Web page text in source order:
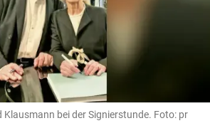
Klausmann bei der Signierstunde. Foto: pr